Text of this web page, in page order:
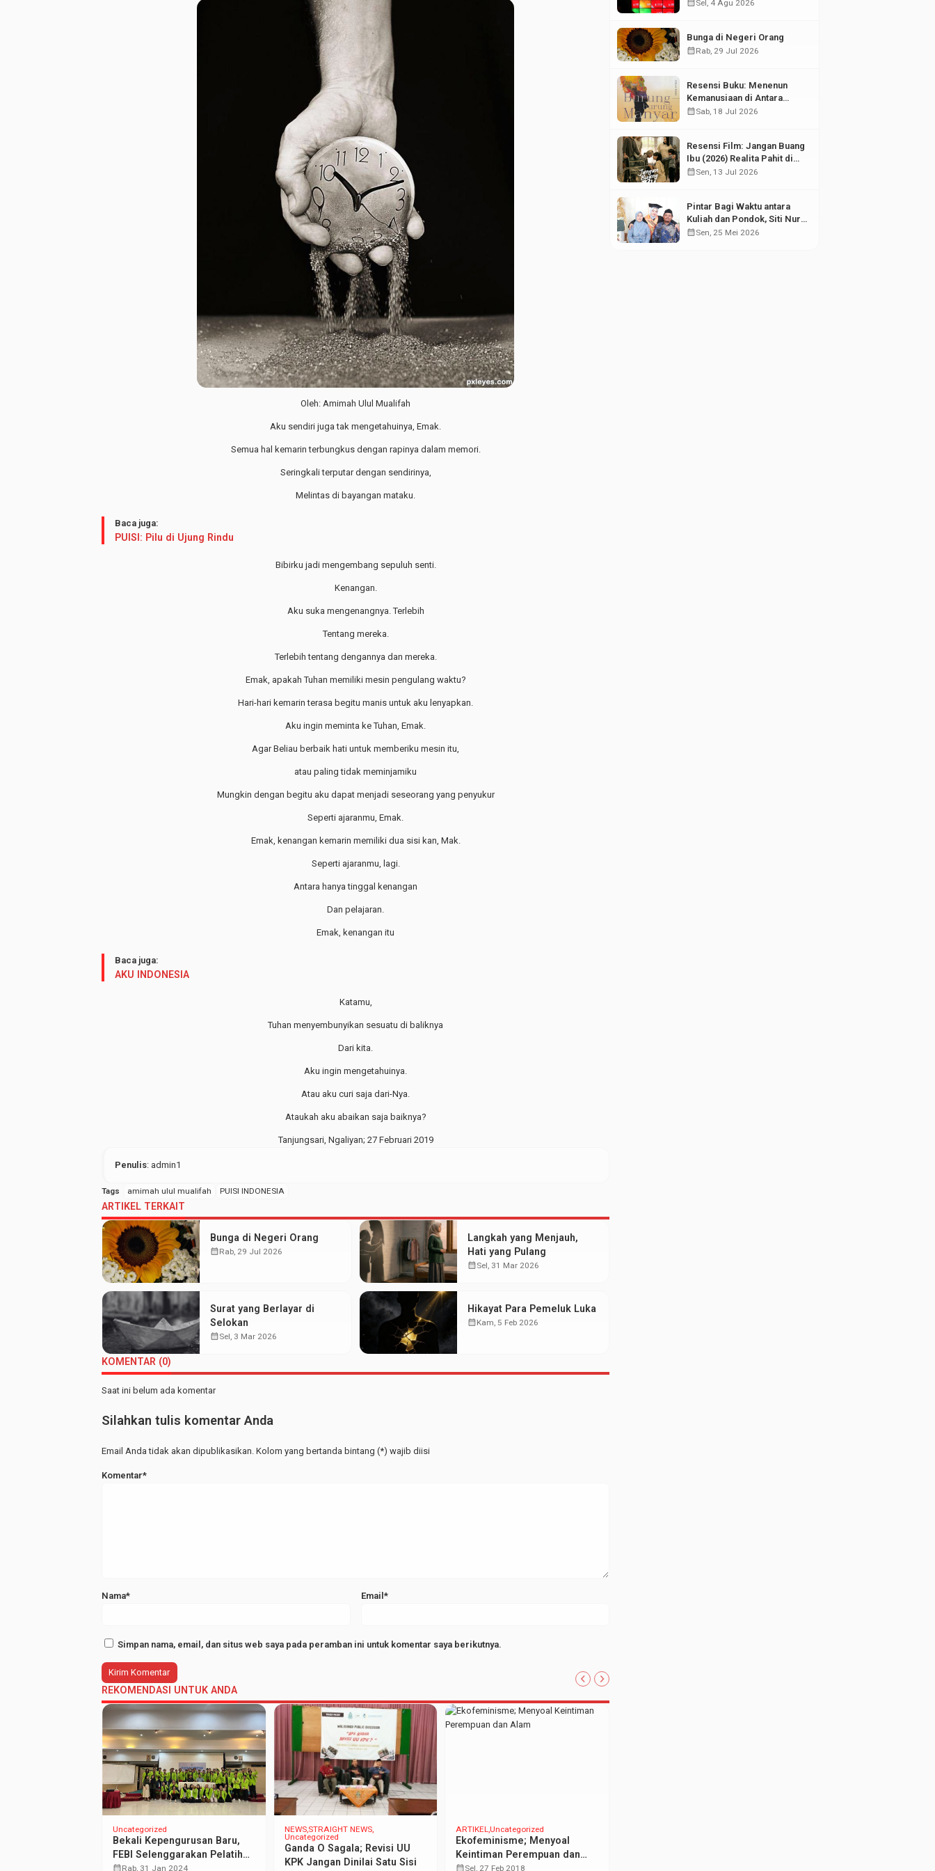
Oleh: Amimah Ulul Mualifah
Aku sendiri juga tak mengetahuinya, Emak.
Semua hal kemarin terbungkus dengan rapinya dalam memori.
Seringkali terputar dengan sendirinya,
Melintas di bayangan mataku.
Baca juga:
PUISI: Pilu di Ujung Rindu
Bibirku jadi mengembang sepuluh senti.
Kenangan.
Aku suka mengenangnya. Terlebih
Tentang mereka.
Terlebih tentang dengannya dan mereka.
Emak, apakah Tuhan memiliki mesin pengulang waktu?
Hari-hari kemarin terasa begitu manis untuk aku lenyapkan.
Aku ingin meminta ke Tuhan, Emak.
Agar Beliau berbaik hati untuk memberiku mesin itu,
atau paling tidak meminjamiku
Mungkin dengan begitu aku dapat menjadi seseorang yang penyukur
Seperti ajaranmu, Emak.
Emak, kenangan kemarin memiliki dua sisi kan, Mak.
Seperti ajaranmu, lagi.
Antara hanya tinggal kenangan
Dan pelajaran.
Emak, kenangan itu
Baca juga:
AKU INDONESIA
Katamu,
Tuhan menyembunyikan sesuatu di baliknya
Dari kita.
Aku ingin mengetahuinya.
Atau aku curi saja dari-Nya.
Ataukah aku abaikan saja baiknya?
Tanjungsari, Ngaliyan; 27 Februari 2019
Penulis: admin1
Tags amimah ulul mualifah PUISI INDONESIA
ARTIKEL TERKAIT
Bunga di Negeri Orang
calendar_monthRab, 29 Jul 2026
Langkah yang Menjauh,
Hati yang Pulang
calendar_monthSel, 31 Mar 2026
Surat yang Berlayar di
Selokan
calendar_monthSel, 3 Mar 2026
Hikayat Para Pemeluk Luka
calendar_monthKam, 5 Feb 2026
KOMENTAR (0)
Saat ini belum ada komentar
Silahkan tulis komentar Anda
Email Anda tidak akan dipublikasikan. Kolom yang bertanda bintang (*) wajib diisi
Komentar*
Nama* Email*
Simpan nama, email, dan situs web saya pada peramban ini untuk komentar saya berikutnya.
REKOMENDASI UNTUK ANDA
Uncategorized
Bekali Kepengurusan Baru,
FEBI Selenggarakan Pelatihan
Kepemimpinan
calendar_monthRab, 31 Jan 2024
NEWSSTRAIGHT NEWS
Uncategorized
Ganda O Sagala; Revisi UU
KPK Jangan Dinilai Satu Sisi
ARTIKELUncategorized
Ekofeminisme; Menyoal
Keintiman Perempuan dan
Alam
calendar_monthSel, 27 Feb 2018
calendar_month Sel, 4 Agu 2026
Bunga di Negeri Orang
calendar_monthRab, 29 Jul 2026
Resensi Buku: Menenun
Kemanusiaan di Antara
Puing Sejarah
calendar_monthSab, 18 Jul 2026
Resensi Film: Jangan Buang
Ibu (2026) Realita Pahit di
Balik Kesuksesan Anak
calendar_monthSen, 13 Jul 2026
Pintar Bagi Waktu antara
Kuliah dan Pondok, Siti Nur
Aisyah Sabet Gelar
calendar_monthSen, 25 Mei 2026